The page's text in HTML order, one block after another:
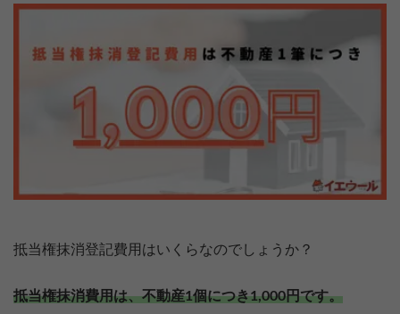
抵当権抹消登記費用はいくらなのでしょうか？
抵当権抹消費用は、不動産1個につき1,000円です。